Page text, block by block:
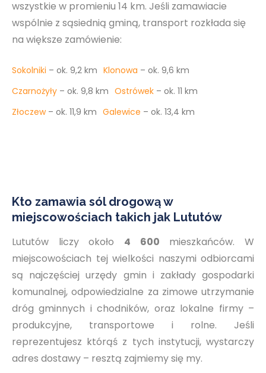
wszystkie w promieniu 14 km. Jeśli zamawiacie
wspólnie z sąsiednią gminą, transport rozkłada się
na większe zamówienie:
Sokolniki – ok. 9,2 km Klonowa – ok. 9,6 km
Czarnożyły – ok. 9,8 km Ostrówek – ok. 11 km
Złoczew – ok. 11,9 km Galewice – ok. 13,4 km
Kto zamawia sól drogową w
miejscowościach takich jak Lututów
Lututów liczy około 4 600 mieszkańców. W
miejscowościach tej wielkości naszymi odbiorcami
są najczęściej urzędy gmin i zakłady gospodarki
komunalnej, odpowiedzialne za zimowe utrzymanie
dróg gminnych i chodników, oraz lokalne firmy –
produkcyjne, transportowe i rolne. Jeśli
reprezentujesz którąś z tych instytucji, wystarczy
adres dostawy – resztą zajmiemy się my.